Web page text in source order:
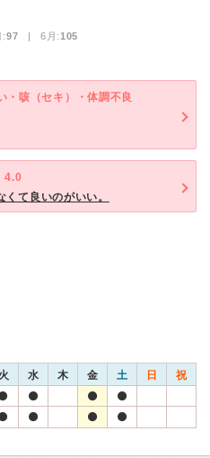
:97 | 6月:105
・咳（セキ）・体調不良
4.0
て良いのがいい。
火 水 木 金 土 日 祝